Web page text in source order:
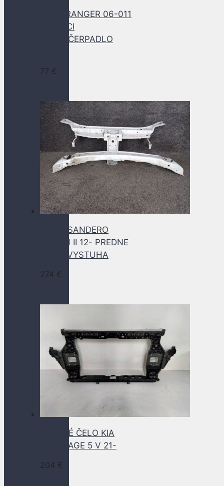
FORD RANGER 06-011
2.5 TDCI
SERVOČERPADLO
77 €
DACIA SANDERO
LOGAN II 12- PREDNE
CELO, VYSTUHA
274 €
PREDNÉ ČELO KIA
SPORTAGE 5 V 21-
204 €